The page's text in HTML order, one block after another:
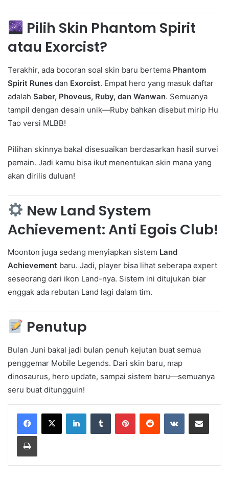
Pilih Skin Phantom Spirit
atau Exorcist?
Terakhir, ada bocoran soal skin baru bertema Phantom
Spirit Runes dan Exorcist. Empat hero yang masuk daftar
adalah Saber, Phoveus, Ruby, dan Wanwan. Semuanya
tampil dengan desain unik—Ruby bahkan disebut mirip Hu
Tao versi MLBB!
Pilihan skinnya bakal disesuaikan berdasarkan hasil survei
pemain. Jadi kamu bisa ikut menentukan skin mana yang
akan dirilis duluan!
New Land System
Achievement: Anti Egois Club!
Moonton juga sedang menyiapkan sistem Land
Achievement baru. Jadi, player bisa lihat seberapa expert
seseorang dari ikon Land-nya. Sistem ini ditujukan biar
enggak ada rebutan Land lagi dalam tim.
Penutup
Bulan Juni bakal jadi bulan penuh kejutan buat semua
penggemar Mobile Legends. Dari skin baru, map
dinosaurus, hero update, sampai sistem baru—semuanya
seru buat ditungguin!